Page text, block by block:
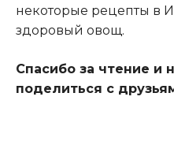
некоторые рецепты в
здоровый овощ.
Спасибо за чтение и
поделиться с